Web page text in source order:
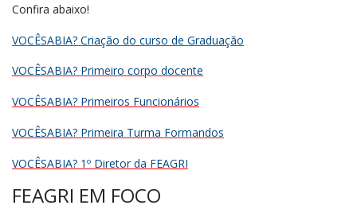
Confira abaixo!
VOCÊSABIA? Criação do curso de Graduação
VOCÊSABIA? Primeiro corpo docente
VOCÊSABIA? Primeiros Funcionários
VOCÊSABIA? Primeira Turma Formandos
VOCÊSABIA? 1º Diretor da FEAGRI
FEAGRI EM FOCO